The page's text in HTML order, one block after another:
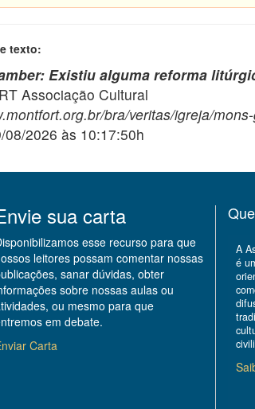
texto:
Existiu alguma reforma
Associação Cultural
bra/veritas/igreja/
08/2026 às 10:17:50h
sua carta
esse recurso para que
leitores possam comentar nossas
sanar dúvidas, obter
sobre nossas aulas ou
ou mesmo para que
em debate.
Carta
A
é